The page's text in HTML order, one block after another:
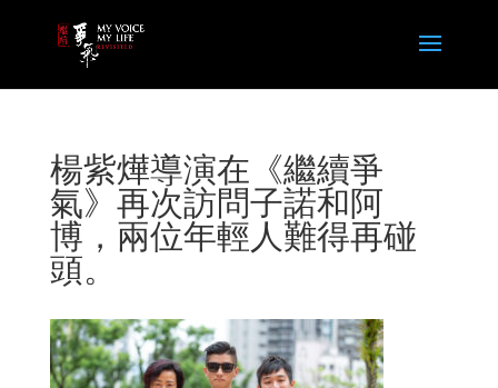
楊紫燁導演在《繼續爭
氣》再次訪問子諾和阿
博，兩位年輕人難得再碰
頭。